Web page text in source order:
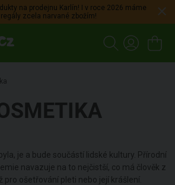
na prodejnu Karlín! I v roce 2026 máme
zcela narvané zbožím!
je a bude součástí lidské kultury. Přírodní
navazuje na to nejčistší, co má člověk z
pro ošetřování pleti nebo její krášlení.